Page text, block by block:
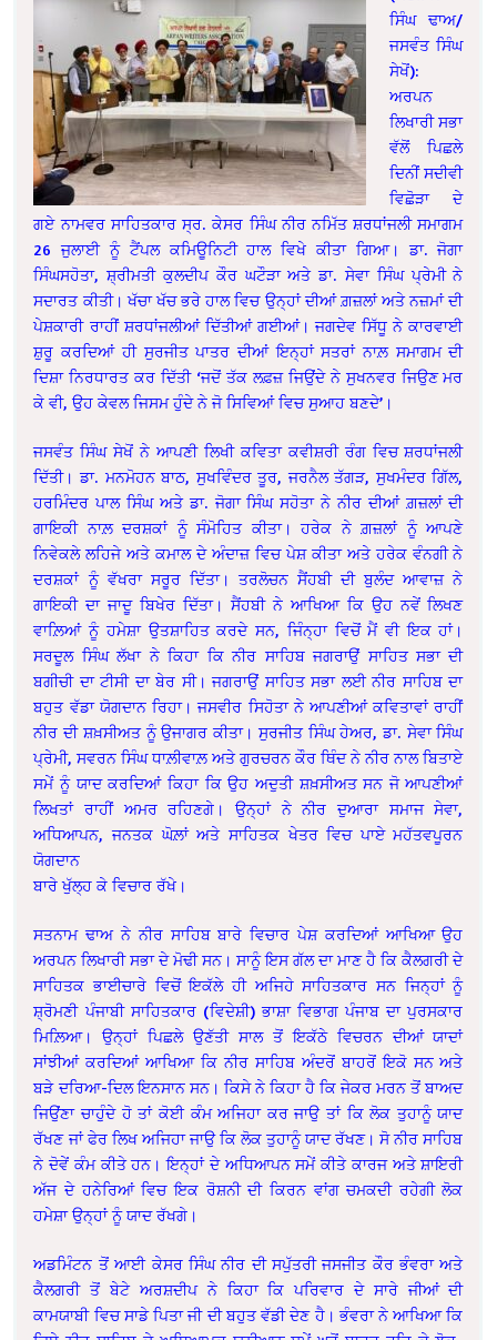
ਸਿੰਘ ਢਾਅ/
ਜਸਵੰਤ ਸਿੰਘ
ਸੇਖੋਂ):
ਅਰਪਨ
ਲਿਖਾਰੀ ਸਭਾ
ਵੱਲੋਂ ਪਿਛਲੇ
ਦਿਨੀਂ ਸਦੀਵੀ
ਵਿਛੋੜਾ ਦੇ
ਗਏ ਨਾਮਵਰ ਸਾਹਿਤਕਾਰ ਸ੍ਰ. ਕੇਸਰ ਸਿੰਘ ਨੀਰ ਨਮਿੱਤ ਸ਼ਰਧਾਂਜਲੀ ਸਮਾਗਮ
26 ਜੁਲਾਈ ਨੂੰ ਟੈਂਪਲ ਕਮਿਊਨਿਟੀ ਹਾਲ ਵਿਖੇ ਕੀਤਾ ਗਿਆ। ਡਾ. ਜੋਗਾ
ਸਿੰਘਸਹੋਤਾ, ਸ਼੍ਰੀਮਤੀ ਕੁਲਦੀਪ ਕੌਰ ਘਟੌੜਾ ਅਤੇ ਡਾ. ਸੇਵਾ ਸਿੰਘ ਪ੍ਰੇਮੀ ਨੇ
ਸਦਾਰਤ ਕੀਤੀ। ਖੱਚਾ ਖੱਚ ਭਰੇ ਹਾਲ ਵਿਚ ਉਨ੍ਹਾਂ ਦੀਆਂ ਗ਼ਜ਼ਲਾਂ ਅਤੇ ਨਜ਼ਮਾਂ ਦੀ
ਪੇਸ਼ਕਾਰੀ ਰਾਹੀਂ ਸ਼ਰਧਾਂਜਲੀਆਂ ਦਿੱਤੀਆਂ ਗਈਆਂ। ਜਗਦੇਵ ਸਿੱਧੂ ਨੇ ਕਾਰਵਾਈ
ਸ਼ੁਰੂ ਕਰਦਿਆਂ ਹੀ ਸੁਰਜੀਤ ਪਾਤਰ ਦੀਆਂ ਇਨ੍ਹਾਂ ਸਤਰਾਂ ਨਾਲ਼ ਸਮਾਗਮ ਦੀ
ਦਿਸ਼ਾ ਨਿਰਧਾਰਤ ਕਰ ਦਿੱਤੀ ‘ਜਦੋਂ ਤੱਕ ਲਫ਼ਜ਼ ਜਿਉਂਦੇ ਨੇ ਸੁਖਨਵਰ ਜਿਉਣ ਮਰ
ਕੇ ਵੀ, ਉਹ ਕੇਵਲ ਜਿਸਮ ਹੁੰਦੇ ਨੇ ਜੋ ਸਿਵਿਆਂ ਵਿਚ ਸੁਆਹ ਬਣਦੇ’।
ਜਸਵੰਤ ਸਿੰਘ ਸੇਖੋਂ ਨੇ ਆਪਣੀ ਲਿਖੀ ਕਵਿਤਾ ਕਵੀਸ਼ਰੀ ਰੰਗ ਵਿਚ ਸ਼ਰਧਾਂਜਲੀ
ਦਿੱਤੀ। ਡਾ. ਮਨਮੋਹਨ ਬਾਠ, ਸੁਖਵਿੰਦਰ ਤੂਰ, ਜਰਨੈਲ ਤੱਗੜ, ਸੁਖਮੰਦਰ ਗਿੱਲ,
ਹਰਮਿੰਦਰ ਪਾਲ ਸਿੰਘ ਅਤੇ ਡਾ. ਜੋਗਾ ਸਿੰਘ ਸਹੋਤਾ ਨੇ ਨੀਰ ਦੀਆਂ ਗ਼ਜ਼ਲਾਂ ਦੀ
ਗਾਇਕੀ ਨਾਲ਼ ਦਰਸ਼ਕਾਂ ਨੂੰ ਸੰਮੋਹਿਤ ਕੀਤਾ। ਹਰੇਕ ਨੇ ਗ਼ਜ਼ਲਾਂ ਨੂੰ ਆਪਣੇ
ਨਿਵੇਕਲੇ ਲਹਿਜੇ ਅਤੇ ਕਮਾਲ ਦੇ ਅੰਦਾਜ਼ ਵਿਚ ਪੇਸ਼ ਕੀਤਾ ਅਤੇ ਹਰੇਕ ਵੰਨਗੀ ਨੇ
ਦਰਸ਼ਕਾਂ ਨੂੰ ਵੱਖਰਾ ਸਰੂਰ ਦਿੱਤਾ। ਤਰਲੋਚਨ ਸੈਂਹਬੀ ਦੀ ਬੁਲੰਦ ਆਵਾਜ਼ ਨੇ
ਗਾਇਕੀ ਦਾ ਜਾਦੂ ਬਿਖੇਰ ਦਿੱਤਾ। ਸੈਂਹਬੀ ਨੇ ਆਖਿਆ ਕਿ ਉਹ ਨਵੇਂ ਲਿਖਣ
ਵਾਲ਼ਿਆਂ ਨੂੰ ਹਮੇਸ਼ਾ ਉਤਸ਼ਾਹਿਤ ਕਰਦੇ ਸਨ, ਜਿੰਨ੍ਹਾ ਵਿਚੋਂ ਮੈਂ ਵੀ ਇਕ ਹਾਂ।
ਸਰਦੂਲ ਸਿੰਘ ਲੱਖਾ ਨੇ ਕਿਹਾ ਕਿ ਨੀਰ ਸਾਹਿਬ ਜਗਰਾਉਂ ਸਾਹਿਤ ਸਭਾ ਦੀ
ਬਗੀਚੀ ਦਾ ਟੀਸੀ ਦਾ ਬੇਰ ਸੀ। ਜਗਰਾਉਂ ਸਾਹਿਤ ਸਭਾ ਲਈ ਨੀਰ ਸਾਹਿਬ ਦਾ
ਬਹੁਤ ਵੱਡਾ ਯੋਗਦਾਨ ਰਿਹਾ। ਜਸਵੀਰ ਸਿਹੋਤਾ ਨੇ ਆਪਣੀਆਂ ਕਵਿਤਾਵਾਂ ਰਾਹੀਂ
ਨੀਰ ਦੀ ਸ਼ਖ਼ਸੀਅਤ ਨੂੰ ਉਜਾਗਰ ਕੀਤਾ। ਸੁਰਜੀਤ ਸਿੰਘ ਹੇਅਰ, ਡਾ. ਸੇਵਾ ਸਿੰਘ
ਪ੍ਰੇਮੀ, ਸਵਰਨ ਸਿੰਘ ਧਾਲ਼ੀਵਾਲ਼ ਅਤੇ ਗੁਰਚਰਨ ਕੌਰ ਥਿੰਦ ਨੇ ਨੀਰ ਨਾਲ ਬਿਤਾਏ
ਸਮੇਂ ਨੂੰ ਯਾਦ ਕਰਦਿਆਂ ਕਿਹਾ ਕਿ ਉਹ ਅਦੁਤੀ ਸ਼ਖ਼ਸੀਅਤ ਸਨ ਜੋ ਆਪਣੀਆਂ
ਲਿਖਤਾਂ ਰਾਹੀਂ ਅਮਰ ਰਹਿਣਗੇ। ਉਨ੍ਹਾਂ ਨੇ ਨੀਰ ਦੁਆਰਾ ਸਮਾਜ ਸੇਵਾ,
ਅਧਿਆਪਨ, ਜਨਤਕ ਘੋਲ਼ਾਂ ਅਤੇ ਸਾਹਿਤਕ ਖੇਤਰ ਵਿਚ ਪਾਏ ਮਹੱਤਵਪੂਰਨ
ਯੋਗਦਾਨ
ਬਾਰੇ ਖੁੱਲ੍ਹ ਕੇ ਵਿਚਾਰ ਰੱਖੇ।
ਸਤਨਾਮ ਢਾਅ ਨੇ ਨੀਰ ਸਾਹਿਬ ਬਾਰੇ ਵਿਚਾਰ ਪੇਸ਼ ਕਰਦਿਆਂ ਆਖਿਆ ਉਹ
ਅਰਪਨ ਲਿਖਾਰੀ ਸਭਾ ਦੇ ਮੋਢੀ ਸਨ। ਸਾਨੂੰ ਇਸ ਗੱਲ ਦਾ ਮਾਣ ਹੈ ਕਿ ਕੈਲਗਰੀ ਦੇ
ਸਾਹਿਤਕ ਭਾਈਚਾਰੇ ਵਿਚੋਂ ਇਕੱਲੇ ਹੀ ਅਜਿਹੇ ਸਾਹਿਤਕਾਰ ਸਨ ਜਿਨ੍ਹਾਂ ਨੂੰ
ਸ਼੍ਰੋਮਣੀ ਪੰਜਾਬੀ ਸਾਹਿਤਕਾਰ (ਵਿਦੇਸ਼ੀ) ਭਾਸ਼ਾ ਵਿਭਾਗ ਪੰਜਾਬ ਦਾ ਪੁਰਸਕਾਰ
ਮਿਲ਼ਿਆ। ਉਨ੍ਹਾਂ ਪਿਛਲੇ ਉਣੱਤੀ ਸਾਲ ਤੋਂ ਇਕੱਠੇ ਵਿਚਰਨ ਦੀਆਂ ਯਾਦਾਂ
ਸਾਂਝੀਆਂ ਕਰਦਿਆਂ ਆਖਿਆ ਕਿ ਨੀਰ ਸਾਹਿਬ ਅੰਦਰੋਂ ਬਾਹਰੋਂ ਇਕੋ ਸਨ ਅਤੇ
ਬੜੇ ਦਰਿਆ-ਦਿਲ ਇਨਸਾਨ ਸਨ। ਕਿਸੇ ਨੇ ਕਿਹਾ ਹੈ ਕਿ ਜੇਕਰ ਮਰਨ ਤੋਂ ਬਾਅਦ
ਜਿਉਂਣਾ ਚਾਹੁੰਦੇ ਹੋ ਤਾਂ ਕੋਈ ਕੰਮ ਅਜਿਹਾ ਕਰ ਜਾਉ ਤਾਂ ਕਿ ਲੋਕ ਤੁਹਾਨੂੰ ਯਾਦ
ਰੱਖਣ ਜਾਂ ਫੇਰ ਲਿਖ ਅਜਿਹਾ ਜਾਉ ਕਿ ਲੋਕ ਤੁਹਾਨੂੰ ਯਾਦ ਰੱਖਣ। ਸੋ ਨੀਰ ਸਾਹਿਬ
ਨੇ ਦੋਵੇਂ ਕੰਮ ਕੀਤੇ ਹਨ। ਇਨ੍ਹਾਂ ਦੇ ਅਧਿਆਪਨ ਸਮੇਂ ਕੀਤੇ ਕਾਰਜ ਅਤੇ ਸ਼ਾਇਰੀ
ਅੱਜ ਦੇ ਹਨੇਰਿਆਂ ਵਿਚ ਇਕ ਰੋਸ਼ਨੀ ਦੀ ਕਿਰਨ ਵਾਂਗ ਚਮਕਦੀ ਰਹੇਗੀ ਲੋਕ
ਹਮੇਸ਼ਾ ਉਨ੍ਹਾਂ ਨੂੰ ਯਾਦ ਰੱਖਗੇ।
ਅਡਮਿੰਟਨ ਤੋਂ ਆਈ ਕੇਸਰ ਸਿੰਘ ਨੀਰ ਦੀ ਸਪੁੱਤਰੀ ਜਸਜੀਤ ਕੌਰ ਭੰਵਰਾ ਅਤੇ
ਕੈਲਗਰੀ ਤੋਂ ਬੇਟੇ ਅਰਸ਼ਦੀਪ ਨੇ ਕਿਹਾ ਕਿ ਪਰਿਵਾਰ ਦੇ ਸਾਰੇ ਜੀਆਂ ਦੀ
ਕਾਮਯਾਬੀ ਵਿਚ ਸਾਡੇ ਪਿਤਾ ਜੀ ਦੀ ਬਹੁਤ ਵੱਡੀ ਦੇਣ ਹੈ। ਭੰਵਰਾ ਨੇ ਆਖਿਆ ਕਿ